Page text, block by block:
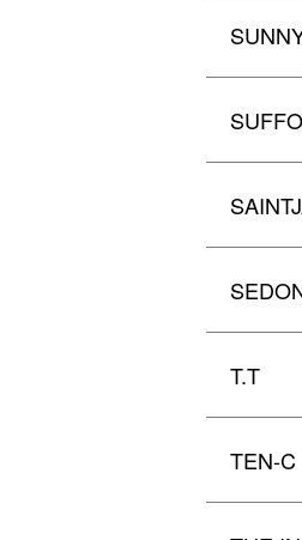
T.T
TEN-C